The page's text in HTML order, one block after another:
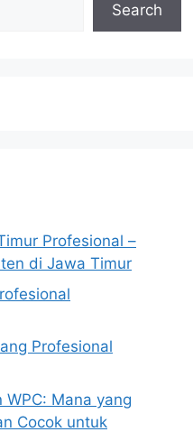
Search
Profesional –
di Jawa Timur
Profesional
Mana yang
Cocok untuk